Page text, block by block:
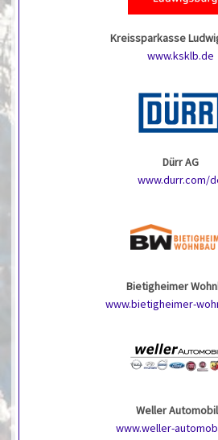
Kreissparkasse
www.ksklb.de
Dürr AG
www.durr.com/
Bietigheimer
www.bietigheimer-
Weller
www.weller-